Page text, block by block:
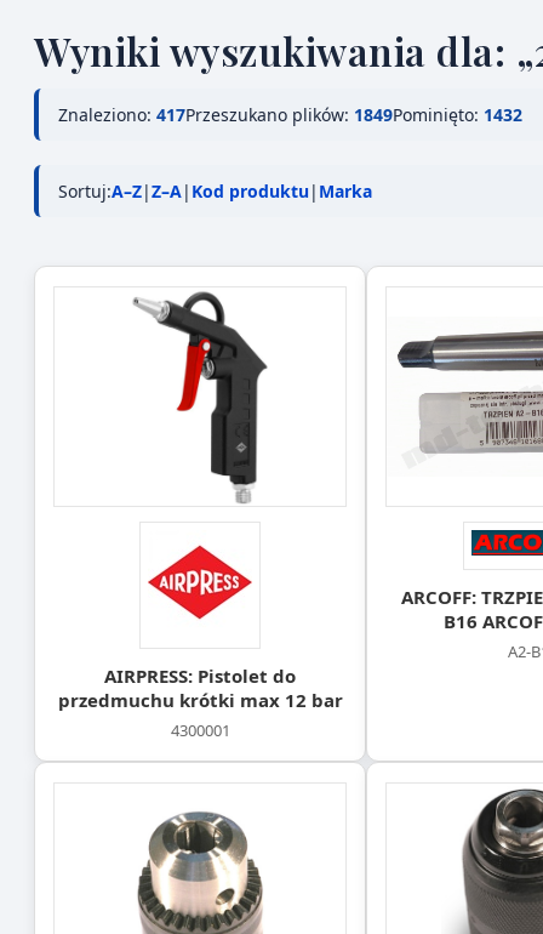
Wyniki wyszukiwania dla:
Znaleziono: 417Przeszukano plików: 1849Pominięto: 1432
Sortuj:A–Z|Z–A| Kod produktu| Marka
AIRPRESS: Pistolet do
przedmuchu krótki max 12 bar
4300001
ARCOFF:
B16
A2-